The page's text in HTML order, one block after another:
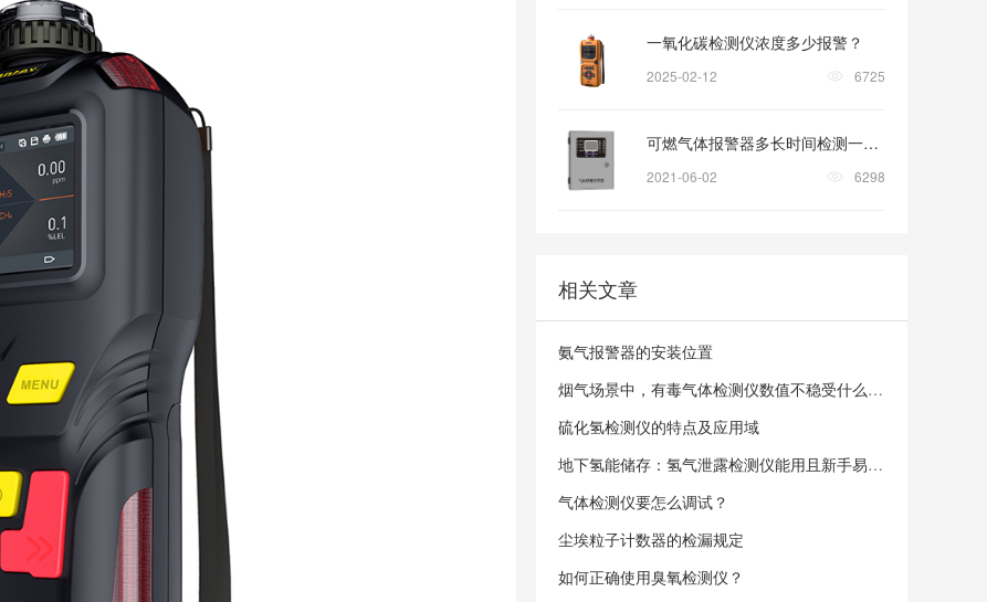
一氧化碳检测仪浓度多少报警？
2025-02-12 6725
可燃气体报警器多长时间检测一次?
2021-06-02 6298
相关文章
氨气报警器的安装位置
烟气场景中，有毒气体检测仪数值不稳受什么因素阻扰？
硫化氢检测仪的特点及应用域
地下氢能储存：氢气泄露检测仪能用且新手易操作？
气体检测仪要怎么调试？
尘埃粒子计数器的检漏规定
如何正确使用臭氧检测仪？